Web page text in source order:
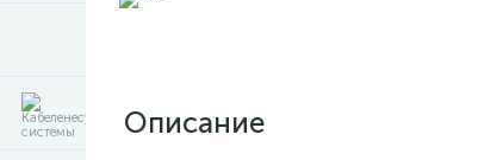
Описание